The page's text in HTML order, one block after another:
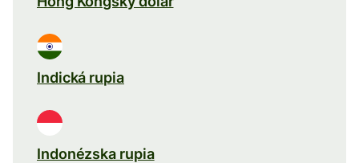
Indická rupia
Indonézska rupia